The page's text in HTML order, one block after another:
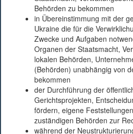
Behörden zu bekommen
in Übereinstimmung mit der
Ukraine die für die
Zwecke und Aufgaben
Organen der Staatsmacht,
lokalen Behörden,
(Behörden) unabhängig von
bekommen
der Durchführung der
Gerichtsprojekten,
fördern, eigene
zuständigen Behörden zur
während der